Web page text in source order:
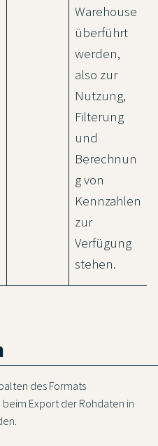
Warehouse
überführt
werden,
also zur
Nutzung,
Filterung
und
Berechnun
g von
Kennzahlen
zur
Verfügung
stehen.
des Formats
Export der Rohdaten in